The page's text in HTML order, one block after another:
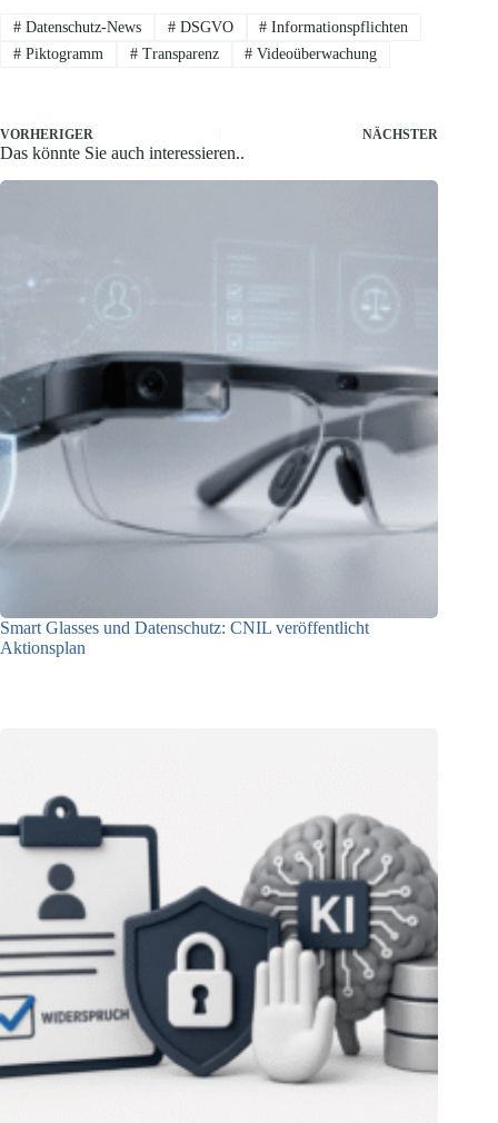
#Datenschutz-News #DSGVO # Informationspflichten
#Piktogramm #Transparenz # Videoüberwachung
VORHERIGER NÄCHSTER
Das könnte Sie auch interessieren..
Smart Glasses und Datenschutz: CNIL veröffentlicht
Aktionsplan